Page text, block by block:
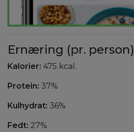
Ernæring (pr. person)
Kalorier: 475 kcal.
Protein: 37%
Kulhydrat: 36%
Fedt: 27%